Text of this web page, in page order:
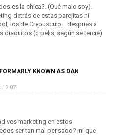
es la chica?. (Qué malo soy).
detrás de estas parejitas ni
los de Crepúsculo... después a
disquitos (o pelis, según se tercie)
KNOWN AS DAN
12:07
ves marketing en estos
ser tan mal pensado? ¡ni que